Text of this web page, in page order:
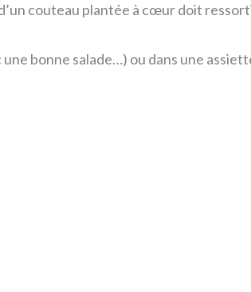
couteau plantée à cœur doit
bonne salade…) ou dans une